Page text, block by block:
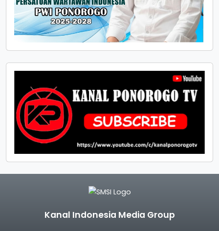
Kanal Indonesia Media Group